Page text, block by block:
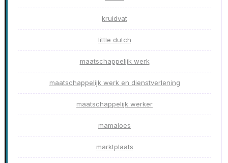
kruidvat
little dutch
maatschappelijk werk
maatschappelijk werk en dienstverlening
maatschappelijk werker
mamaloes
marktplaats